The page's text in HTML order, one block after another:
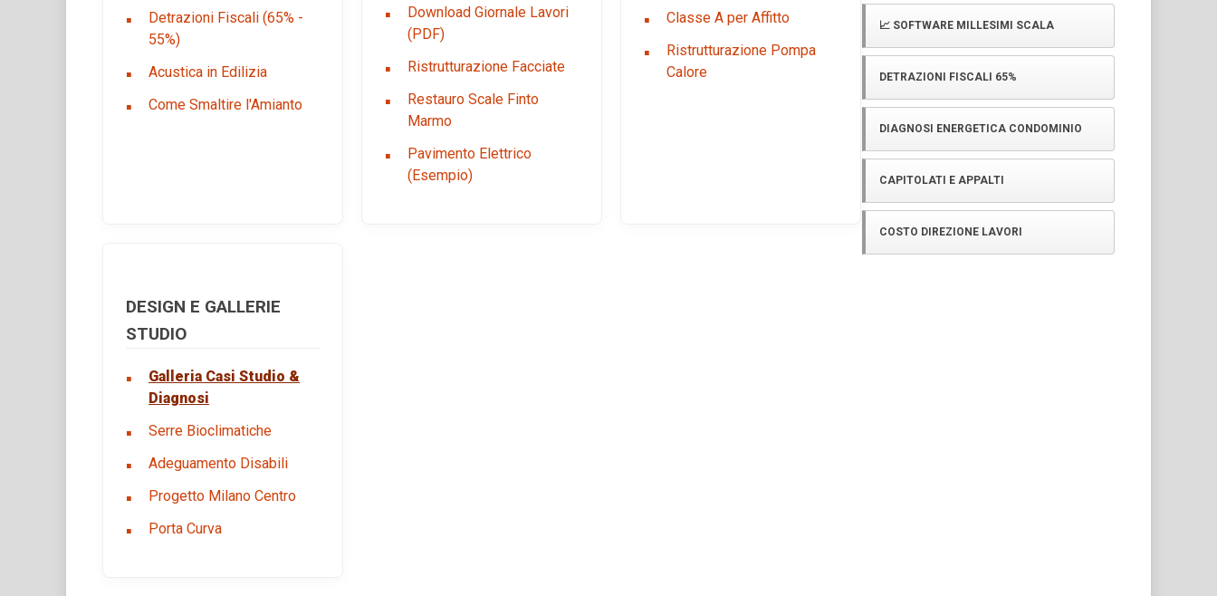
Detrazioni Fiscali (65% -
55%)
Acustica in Edilizia
Come Smaltire l'Amianto
Download Giornale Lavori
(PDF)
Ristrutturazione Facciate
Restauro Scale Finto
Marmo
Pavimento Elettrico
(Esempio)
Classe A per Affitto
Ristrutturazione Pompa
Calore
DESIGN E GALLERIE
STUDIO
Galleria Casi Studio &
Diagnosi
Serre Bioclimatiche
Adeguamento Disabili
Progetto Milano Centro
Porta Curva
📈 SOFTWARE MILLESIMI SCALA
DETRAZIONI FISCALI 65%
DIAGNOSI ENERGETICA CONDOMINIO
CAPITOLATI E APPALTI
COSTO DIREZIONE LAVORI